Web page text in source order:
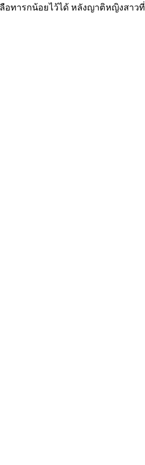
อทารกน้อยไว้ได้ หลังญาติหญิงสาวที่